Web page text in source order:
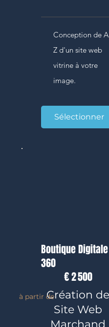
Sélectionner
Conception de
Z d'un site web
vitrine à votre
image.
Boutique Digitale
360
€2 500
Création de
Site Web
Marchand
à partir de